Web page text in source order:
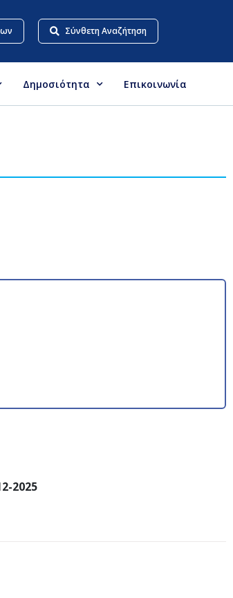
Σύνθετη Αναζήτηση
Δημοσιότητα Επικοινωνία
2025